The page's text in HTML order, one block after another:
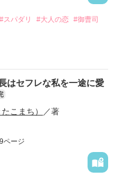
#スパダリ #大人の恋 #御曹司
た美桜。
の関係は壊れてしまう。
の離婚によって
れになった。
はセフレな私を一途に愛
こまち） ／著
ページ